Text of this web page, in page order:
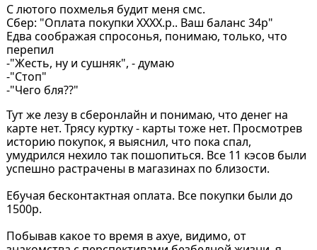
С лютого похмелья будит меня смс.
Сбер: "Оплата покупки ХХХХ.р.. Ваш баланс 34р"
Едва соображая спросонья, понимаю, только, что
перепил
-"Жесть, ну и сушняк", - думаю
-"Стоп"
-"Чего бля??"
Тут же лезу в сберонлайн и понимаю, что денег на
карте нет. Трясу куртку - карты тоже нет. Просмотрев
историю покупок, я выяснил, что пока спал,
умудрился нехило так пошопиться. Все 11 кэсов были
успешно растрачены в магазинах по близости.
Ебучая бесконтактная оплата. Все покупки были до
1500р.
Побывав какое то время в ахуе, видимо, от